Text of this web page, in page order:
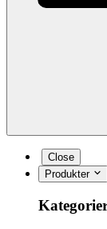
Close
Produkter